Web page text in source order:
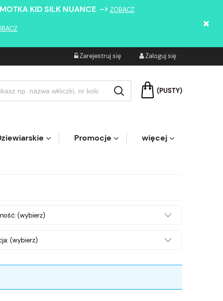
KID SILK NUANCE -> ZOBACZ
Zarejestruj się Zaloguj się
(PUSTY)
Promocje więcej
(wybierz)
(wybierz)